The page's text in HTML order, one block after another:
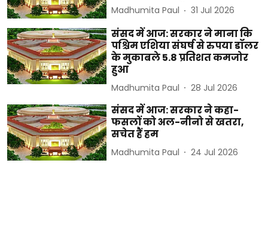
Madhumita Paul 31 Jul 2026
संसद में आज: सरकार ने माना कि
पश्चिम एशिया संघर्ष से रुपया डॉलर
के मुकाबले 5.8 प्रतिशत कमजोर
हुआ
Madhumita Paul 28 Jul 2026
संसद में आज: सरकार ने कहा-
फसलों को अल-नीनो से खतरा,
सचेत हैं हम
Madhumita Paul 24 Jul 2026